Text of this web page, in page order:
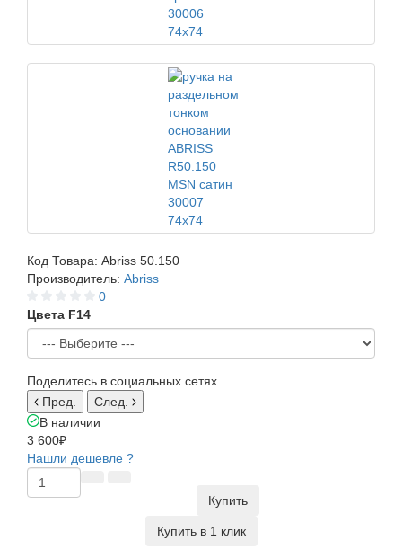
Код Товара: Abriss 50.150
Производитель: Abriss
0
Цвета F14
Поделитесь в социальных сетях
Пред.
След.
В наличии
3 600₽
Нашли дешевле ?
Купить
Купить в 1 клик